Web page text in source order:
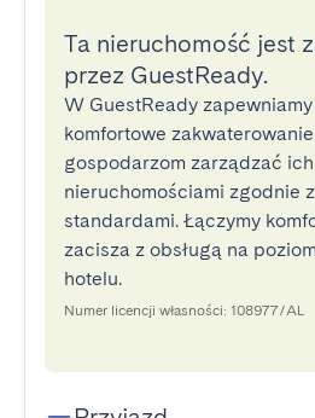
Ta nieruchomość jest
przez GuestReady.
W GuestReady
komfortowe
gospodarzom zarządzać ich
nieruchomościami zgodnie
standardami. Łączymy
zacisza z obsługą na
hotelu.
Numer licencji własności: 108977/AL